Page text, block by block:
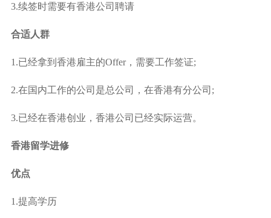
3.续签时需要有香港公司聘请
合适人群
1.已经拿到香港雇主的Offer，需要工作签证;
2.在国内工作的公司是总公司，在香港有分公司;
3.已经在香港创业，香港公司已经实际运营。
香港留学进修
优点
1.提高学历